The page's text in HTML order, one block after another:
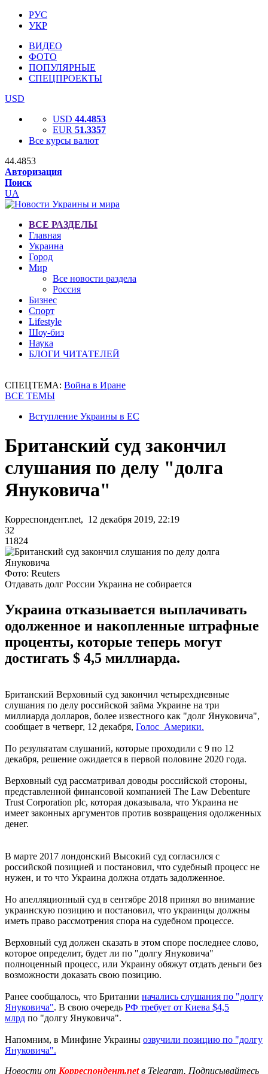
РУС
УКР
ВИДЕО
ФОТО
ПОПУЛЯРНЫЕ
СПЕЦПРОЕКТЫ
USD
USD 44.4853
EUR 51.3357
Все курсы валют
44.4853
Авторизация
Поиск
UA
ВСЕ РАЗДЕЛЫ
Главная
Украина
Город
Мир
Все новости раздела
Россия
Бизнес
Спорт
Lifestyle
Шоу-биз
Наука
БЛОГИ ЧИТАТЕЛЕЙ
СПЕЦТЕМА: Война в Иране
ВСЕ ТЕМЫ
Вступление Украины в ЕС
Британский суд закончил
слушания по делу "долга
Януковича"
Корреспондент.net, 12 декабря 2019, 22:19
32
11824
Фото: Reuters
Отдавать долг России Украина не собирается
Украина отказывается выплачивать
одолженное и накопленные штрафные
проценты, которые теперь могут
достигать $ 4,5 миллиарда.
Британский Верховный суд закончил четырехдневные
слушания по делу российской займа Украине на три
миллиарда долларов, более известного как "долг Януковича",
сообщает в четверг, 12 декабря, Голос Америки.
По результатам слушаний, которые проходили с 9 по 12
декабря, решение ожидается в первой половине 2020 года.
Верховный суд рассматривал доводы российской стороны,
представленной финансовой компанией The Law Debenture
Trust Corporation plc, которая доказывала, что Украина не
имеет законных аргументов против возвращения одолженных
денег.
В марте 2017 лондонский Высокий суд согласился с
российской позицией и постановил, что судебный процесс не
нужен, и то что Украина должна отдать задолженное.
Но апелляционный суд в сентябре 2018 принял во внимание
украинскую позицию и постановил, что украинцы должны
иметь право рассмотрения спора на судебном процессе.
Верховный суд должен сказать в этом споре последнее слово,
которое определит, будет ли по "долгу Януковича"
полноценный процесс, или Украину обяжут отдать деньги без
возможности доказать свою позицию.
Ранее сообщалось, что Британии начались слушания по "долгу
Януковича". В свою очередь РФ требует от Киева $4,5
млрд по "долгу Януковича".
Напомним, в Минфине Украины озвучили позицию по "долгу
Януковича".
Новости от Корреспондент.netв Telegram. Подписывайтесь